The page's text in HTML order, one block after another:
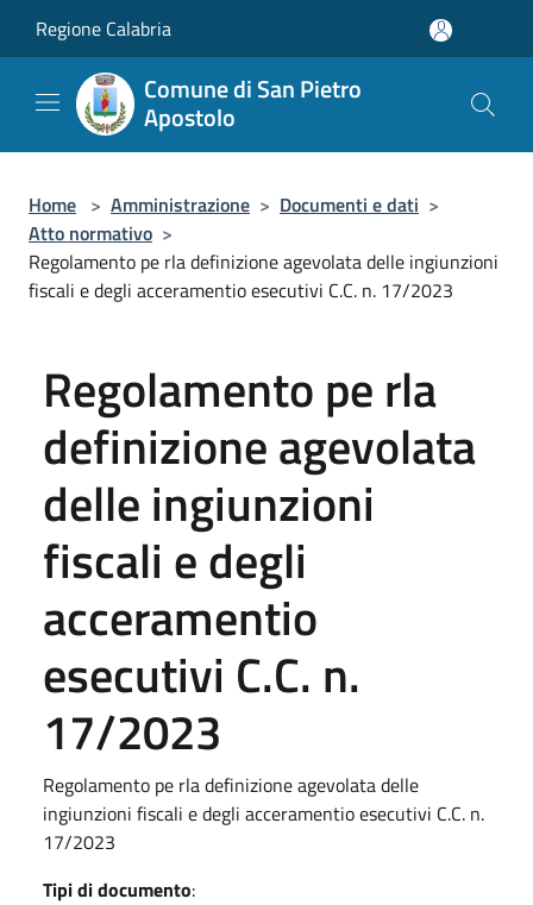
Regione Calabria
Comune di San Pietro
Apostolo
Home > Amministrazione > Documenti e dati >
Atto normativo >
Regolamento pe rla definizione agevolata delle ingiunzioni
fiscali e degli acceramentio esecutivi C.C. n. 17/2023
Regolamento pe rla
definizione agevolata
delle ingiunzioni
fiscali e degli
acceramentio
esecutivi C.C. n.
17/2023
Regolamento pe rla definizione agevolata delle
ingiunzioni fiscali e degli acceramentio esecutivi C.C. n.
17/2023
Tipi di documento: